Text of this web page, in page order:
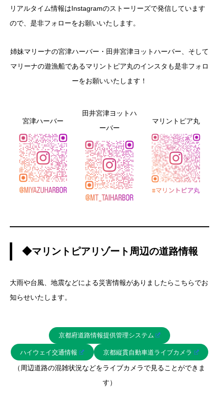
リアルタイム情報はInstagramのストーリーズで発信しています
ので、是非フォローをお願いいたします。
姉妹マリーナの宮津ハーバー・田井宮津ヨットハーバー、そして
マリーナの遊漁船であるマリントピア丸のインスタも是非フォロ
ーをお願いいたします！
宮津ハーバー
田井宮津ヨットハ
ーバー
マリントピア丸
◆マリントピアリゾート周辺の道路情報
大雨や台風、地震などによる災害情報がありましたらこちらでお
知らせいたします。
京都府道路情報提供管理システム
ハイウェイ交通情報 京都縦貫自動車道ライブカメラ
（周辺道路の混雑状況などをライブカメラで見ることができま
す）